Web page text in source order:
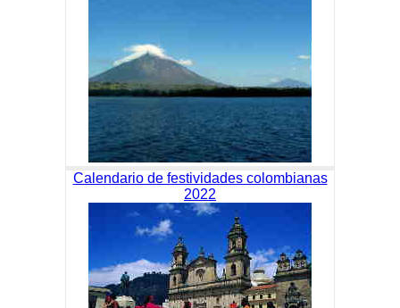
Calendario de festividades colombianas
2022